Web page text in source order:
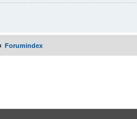
Forumindex